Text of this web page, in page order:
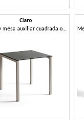
Claro
Mesa y mesa auxiliar cuadrada o rectangular con estructura de metal